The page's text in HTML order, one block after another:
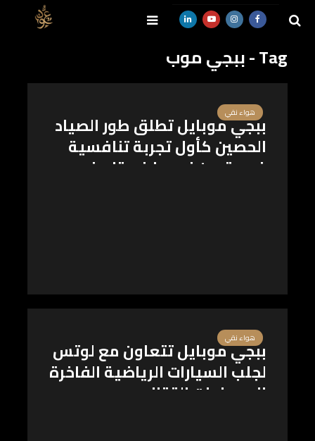
Tag - ببجي موب
هواء نقي
ببجي موبايل تطلق طور الصياد
الحصين كأول تجربة تنافسية
فريدة من نوعها في تاريخ
هواء نقي
ببجي موبايل تتعاون مع لوتس
لجلب السيارات الرياضية الفاخرة
إلى ساحات القتال